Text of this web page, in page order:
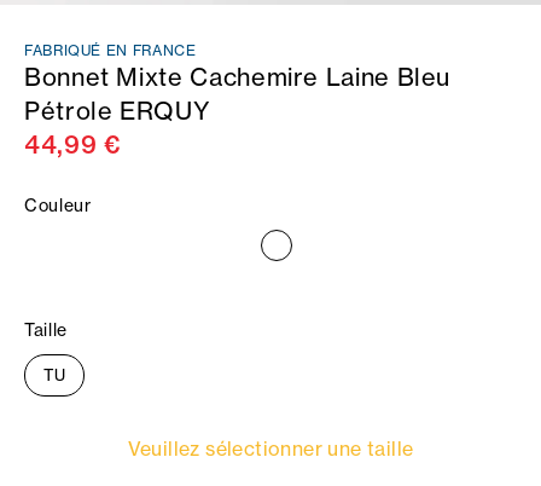
FABRIQUÉ EN FRANCE
Bonnet Mixte Cachemire Laine Bleu
Pétrole ERQUY
44,99 €
Couleur
Taille
TU
Veuillez sélectionner une taille